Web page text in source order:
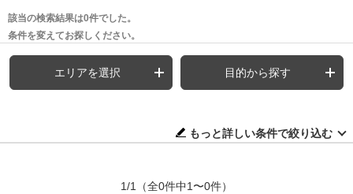
該当の検索結果は0件でした。
条件を変えてお探しください。
エリアを選択 目的から探す
もっと詳しい条件で絞り込む
1/1 （全0件中1〜0件）